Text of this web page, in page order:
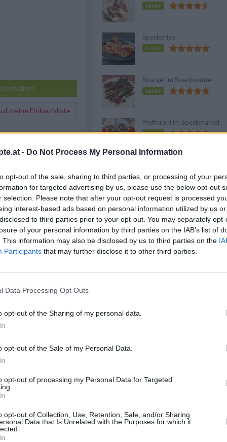
- Do Not Process My Personal Information
opt-out of the sale, sharing to third parties, or processing of your
for targeted advertising by us, please use the below opt-out
selection. Please note that after your opt-out request is processed
interest-based ads based on personal information utilized by us
to third parties prior to your opt-out. You may separately
of your personal information by third parties on the IAB’s list of
This information may also be disclosed by us to third parties on the
Participants that may further disclose it to other third parties.
Data Processing Opt Outs
opt-out of the Sharing of my personal data.
opt-out of the Sale of my Personal Data.
opt-out of processing my Personal Data for Targeted
opt-out of Collection, Use, Retention, Sale, and/or Sharing
Data that Is Unrelated with the Purposes for which it
meine Einkaufsliste
und die Hälften in die
die Form schlagen und
zirka 12-15 Minuten
/
Rezepte
Leicht
Speckchips
Leicht
Spargel im Speckmantel
Leicht
Pfefferoni im Speckmantel
Leicht
Leicht
Ei mit Speck aus dem
Muffinblech
Leicht
Like uns auf Facebook...